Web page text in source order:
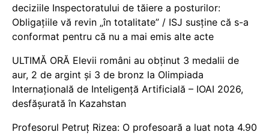
deciziile Inspectoratului de tăiere a posturilor:
Obligațiile vă revin „în totalitate” / ISJ susține că s-a
conformat pentru că nu a mai emis alte acte
ULTIMĂ ORĂ Elevii români au obținut 3 medalii de
aur, 2 de argint și 3 de bronz la Olimpiada
Internațională de Inteligență Artificială – IOAI 2026,
desfășurată în Kazahstan
Profesorul Petruț Rizea: O profesoară a luat nota 4.90